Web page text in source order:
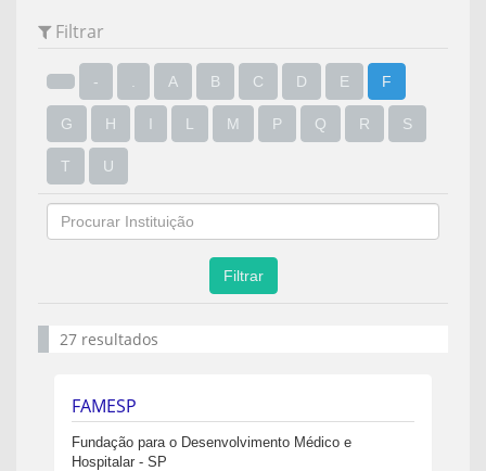
Filtrar
- A B C D E F
G H I L M P Q R S
T U
Filtrar
27 resultados
FAMESP
Fundação para o Desenvolvimento Médico e
Hospitalar - SP